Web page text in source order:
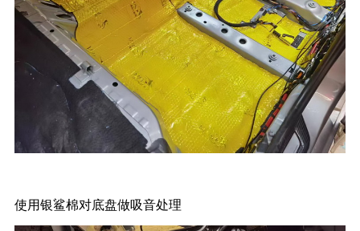
使用银鲨棉对底盘做吸音处理